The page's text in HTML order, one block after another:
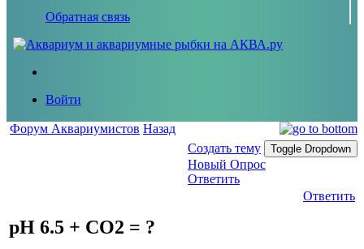
Обратная связь
Войти
Форум Аквариумистов Назад
Создать тему
Toggle Dropdown
Новый Опрос
Ответить
Ответить
pH 6.5 + CO2 = ?